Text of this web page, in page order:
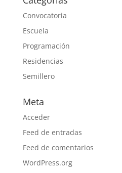
Convocatoria
Escuela
Programación
Residencias
Semillero
Meta
Acceder
Feed de entradas
Feed de comentarios
WordPress.org